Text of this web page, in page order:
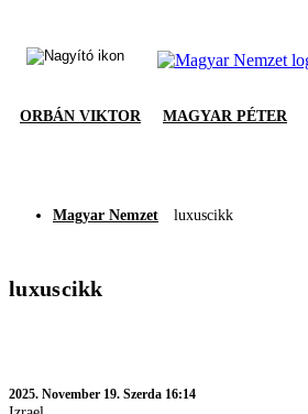
ORBÁN VIKTOR MAGYAR PÉTER
Magyar Nemzet luxuscikk
luxuscikk
2025. November 19. Szerda 16:14